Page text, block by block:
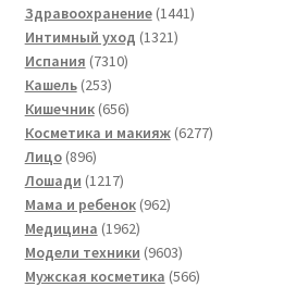
Здравоохранение 14411441
Интимный уход 13211321
Испания 73107310
Кашель 253253
товара
Кишечник 656656
товаров
Косметика и макияж 62776277
Лицо 896896
товаров
Лошади 12171217
товаров
Мама и ребенок 962962
Медицина 19621962
товара
Модели техники 96039603
товара
Мужская косметика 566566